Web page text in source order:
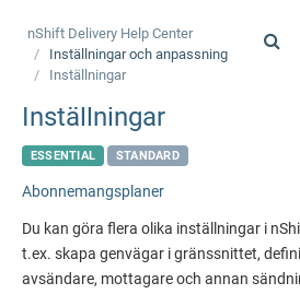
nShift Delivery Help Center
Inställningar och anpassning
Inställningar
Inställningar
ESSENTIAL STANDARD
Abonnemangsplaner
Du kan göra flera olika inställningar i
t.ex. skapa genvägar i gränssnittet,
avsändare, mottagare och annan